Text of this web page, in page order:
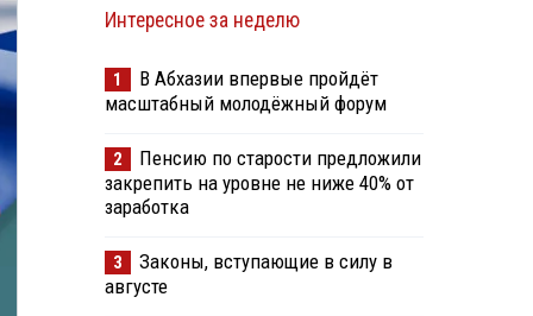
Интересное за неделю
1
В Абхазии впервые пройдёт
масштабный молодёжный форум
2
Пенсию по старости предложили
закрепить на уровне не ниже 40% от
заработка
3
Законы, вступающие в силу в
августе